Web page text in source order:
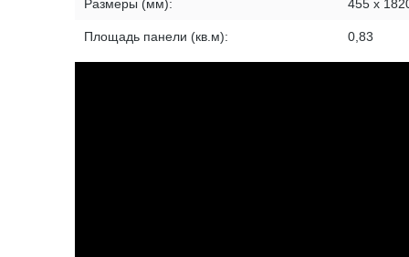
Размеры (мм): 455 х
Площадь панели (кв.м): 0,83